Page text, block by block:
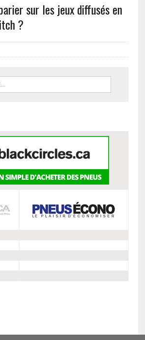
sur les jeux diffusés en
?